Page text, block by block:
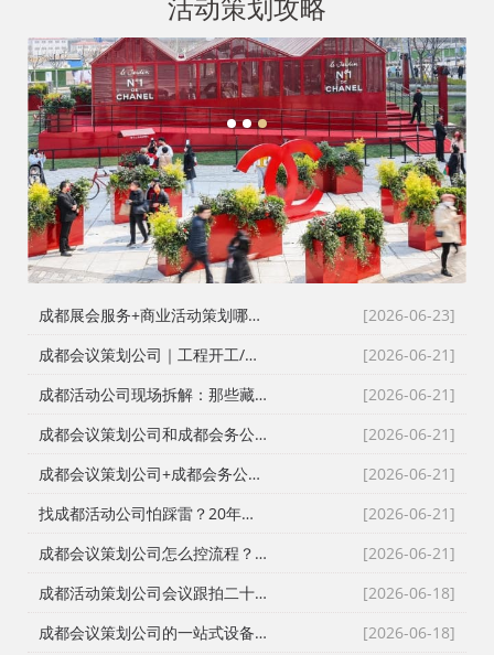
1 2 3
[2026-06-23]
成都展会服务+商业活动策划哪家好？成都活动公司舞台布置演出一体化服务商
[2026-06-21]
成都会议策划公司｜工程开工/奠基/封顶/竣工仪式全案执行，成都会务接待公司搞定政企工程类高严谨度庆典活动
[2026-06-21]
成都活动公司现场拆解：那些藏在桁架与鲜花背后的“执行暗线”
[2026-06-21]
成都会议策划公司和成都会务公司到底差在哪？成都活动公司老策划师的真话
[2026-06-21]
成都会议策划公司+成都会务公司+成都会务服务公司：成都活动公司老策划师不愿公开的执行细节
[2026-06-21]
找成都活动公司怕踩雷？20年资深操盘手拆解宝宝宴与寿宴布置的隐形门槛
[2026-06-21]
成都会议策划公司怎么控流程？从LED大屏幕到沙画定制的全链路避坑指南
[2026-06-18]
成都活动策划公司会议跟拍二十七年的镜头逻辑：从医学会议到年会直播的现场记录
[2026-06-18]
成都会议策划公司的一站式设备配套：从舞台搭建到LED屏的现场逻辑